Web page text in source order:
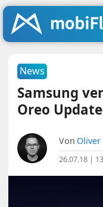
News
Samsung
Oreo
Von Oliver
26.07.18 |